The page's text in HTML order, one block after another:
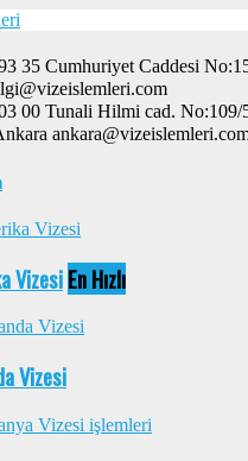
35 Cumhuriyet Caddesi
00 Tunali Hilmi cad. No:109/
VizesiEn Hızlı
Vizesi